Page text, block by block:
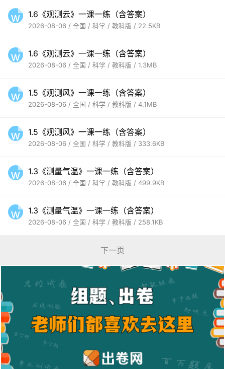
1.6《观测云》一课一练（含答案）
2026-08-06 / 全国 / 科学 / 教科版 / 22.5KB
1.6《观测云》一课一练（含答案）
2026-08-06 / 全国 / 科学 / 教科版 / 1.3MB
1.5《观测风》一课一练（含答案）
2026-08-06 / 全国 / 科学 / 教科版 / 4.1MB
1.5《观测风》一课一练（含答案）
2026-08-06 / 全国 / 科学 / 教科版 / 333.6KB
1.3《测量气温》一课一练（含答案）
2026-08-06 / 全国 / 科学 / 教科版 / 499.9KB
1.3《测量气温》一课一练（含答案）
2026-08-06 / 全国 / 科学 / 教科版 / 258.1KB
下一页